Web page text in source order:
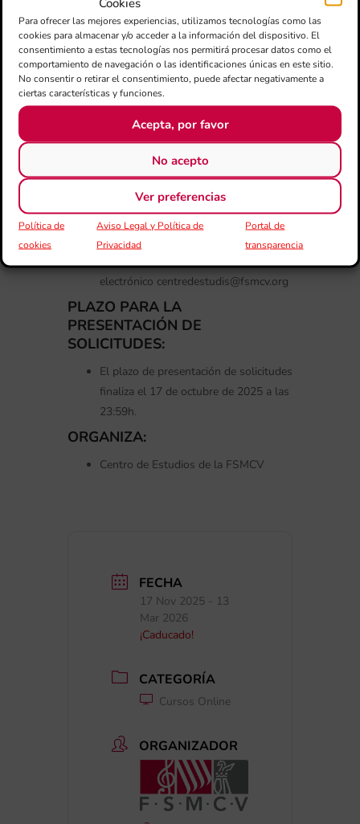
Para ofrecer las mejores experiencias, utilizamos tecnologías como las
cookies para almacenar y/o acceder a la información del dispositivo. El
consentimiento a estas tecnologías nos permitirá procesar datos como el
comportamiento de navegación o las identificaciones únicas en este sitio.
No consentir o retirar el consentimiento, puede afectar negativamente a
ciertas características y funciones.
Acepta, por favor
No acepto
Ver preferencias
Política de
cookies
Aviso Legal y Política de
Privacidad
Portal de
transparencia
concepto de matrícula, material y
emisión de certificado.
Una vez finalizado el plazo de
inscripción se comunicará a los
solicitantes si han sido admitidos o
Los participantes seleccionados
tendrán un plazo de 3 días desde la
comunicación, para la realización de la
transferencia bancaria en el número de
cuenta que la FSMCV le comunicará y
para el envío de copia del resguardo
electrónico centredestudis@fsmcv.org
PLAZO PARA LA
PRESENTACIÓN DE
SOLICITUDES:
El plazo de presentación de solicitudes
finaliza el 17 de octubre de 2025 a las
23:59h.
ORGANIZA:
Centro de Estudios de la FSMCV
FECHA
17 Nov 2025 - 13
Mar 2026
¡Caducado!
CATEGORÍA
Cursos Online
ORGANIZADOR